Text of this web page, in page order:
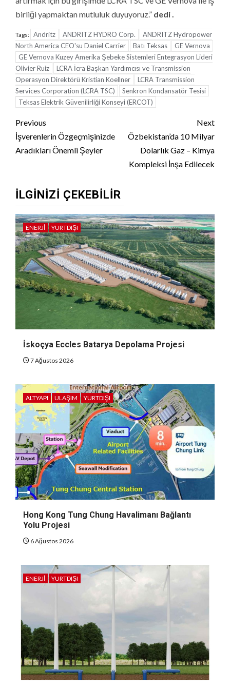
birliği yapmaktan mutluluk duyuyoruz.” dedi.
Tags: Andritz ANDRITZ HYDRO Corp.
ANDRITZ Hydropower
North America CEO'su Daniel Carrier
Batı Teksas
GE Vernova
GE Vernova Kuzey Amerika Şebeke Sistemleri Entegrasyon Lideri
Olivier Ruiz
LCRA İcra Başkan Yardımcısı ve Transmission
Operasyon Direktörü Kristian Koellner
LCRA Transmission
Services Corporation (LCRA TSC)
Senkron Kondansatör Tesisi
Teksas Elektrik Güvenilirliği Konseyi (ERCOT)
Continue
Reading
Previous
İşverenlerin Özgeçmişinizde
Aradıkları Önemli Şeyler
Next
Özbekistan’da 10 Milyar
Dolarlık Gaz – Kimya
Kompleksi İnşa Edilecek
İLGINIZI ÇEKEBILIR
ENERJI YURTDIŞI
İskoçya Eccles Batarya Depolama Projesi
7 Ağustos 2026
ALTYAPI ULAŞIM YURTDIŞI
Hong Kong Tung Chung Havalimanı Bağlantı
Yolu Projesi
6 Ağustos 2026
ENERJI YURTDIŞI